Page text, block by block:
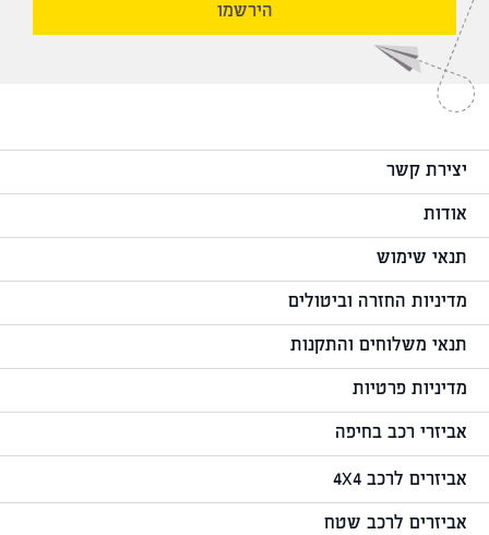
הירשמו
יצירת קשר
אודות
תנאי שימוש
מדיניות החזרה וביטולים
תנאי משלוחים והתקנות
מדיניות פרטיות
אביזרי רכב בחיפה
אביזרים לרכב 4X4
אביזרים לרכב שטח